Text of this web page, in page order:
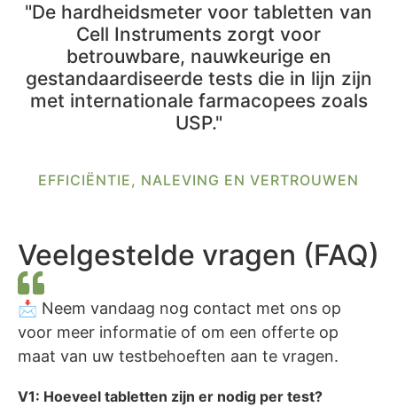
"De hardheidsmeter voor tabletten van
Cell Instruments zorgt voor
betrouwbare, nauwkeurige en
gestandaardiseerde tests die in lijn zijn
met internationale farmacopees zoals
USP."
EFFICIËNTIE, NALEVING EN VERTROUWEN
Veelgestelde vragen (FAQ)
📩 Neem vandaag nog contact met ons op
voor meer informatie of om een offerte op
maat van uw testbehoeften aan te vragen.
V1: Hoeveel tabletten zijn er nodig per test?